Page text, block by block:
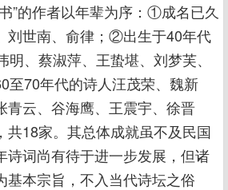
”的作者以年辈为序：①成名已久
刘世南、俞律；②出生于40年代
、蔡淑萍、王蛰堪、刘梦芙、
70年代的诗人汪茂荣、魏新
青云、谷海鹰、王震宇、徐晋
共18家。其总体成就虽不及民国
诗词尚有待于进一步发展，但诸
基本宗旨，不入当代诗坛之俗